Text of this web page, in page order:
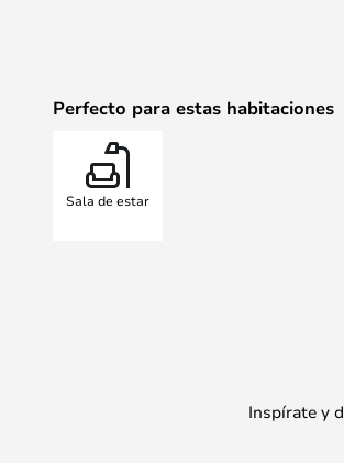
Perfecto para estas habitaciones
Sala de estar
Inspírate y